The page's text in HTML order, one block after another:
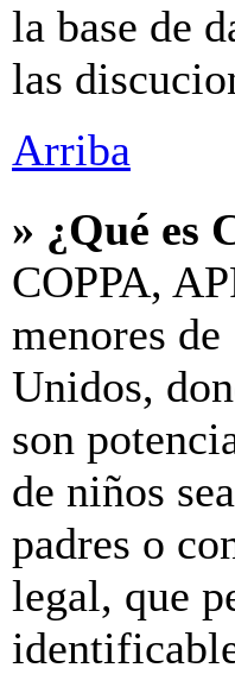
la base de
las
Arriba
» ¿Qué es
COPPA,
menores
Unidos,
son
de niños
padres o
legal, que